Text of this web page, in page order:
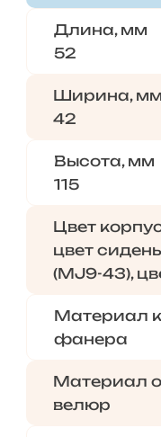
Длина, мм
52
Ширина, мм
42
Высота, мм
115
Цвет
цвет
(MJ9-43),
Материал
фанера
Материал
велюр